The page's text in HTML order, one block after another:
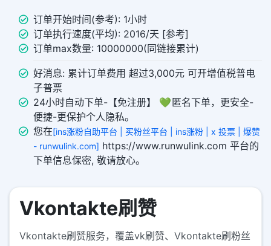
订单开始时间(参考): 1小时
订单执行速度(平均): 2016/天 [参考]
订单max数量: 10000000(同链接累计)
好消息: 累计订单费用 超过3,000元 可开增值税普电
子普票
24小时自动下单-【免注册】 💚 匿名下单，更安全-
便捷-更保护个人隐私。
您在[ins涨粉自助平台 | 买粉丝平台 | ins涨粉 | x 投票 | 爆赞
- runwulink.com] https://www.runwulink.com 平台的
下单信息保密, 敬请放心。
Vkontakte刷赞
Vkontakte刷赞服务，覆盖vk刷赞、Vkontakte刷粉丝